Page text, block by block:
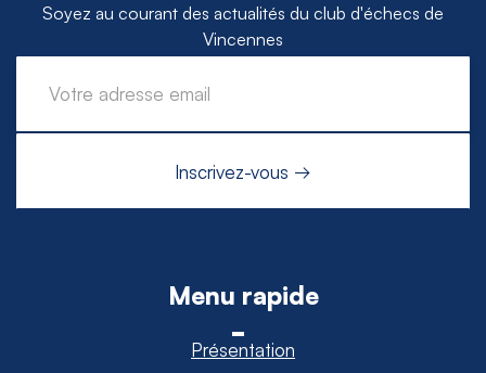
Soyez au courant des actualités du club d'échecs de
Vincennes
Menu rapide
Présentation